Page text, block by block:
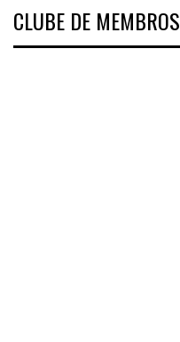
CLUBE DE MEMBROS